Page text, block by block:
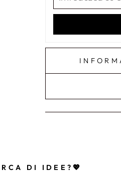
DI IDEE?💖